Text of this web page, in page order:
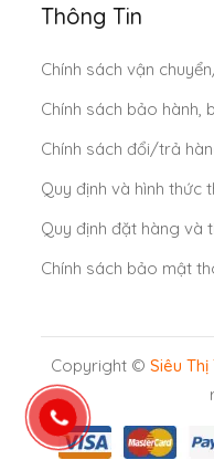
Thông Tin
Chính sách vận
Chính sách bảo hành,
Chính sách đổi/trả
Quy định và hình thức
Quy định đặt hàng và
Chính sách bảo mật
Copyright © Siêu Thị